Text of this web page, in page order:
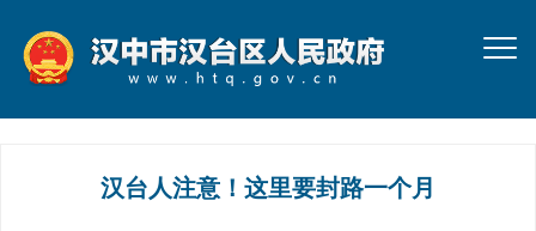
汉台人注意！这里要封路一个月